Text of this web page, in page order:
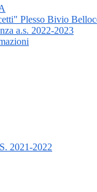
Plesso Bivio
a.s. 2022-2023
2021-2022